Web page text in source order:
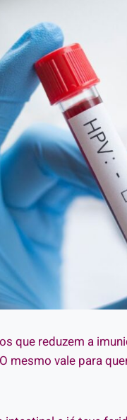
que reduzem a
mesmo vale para